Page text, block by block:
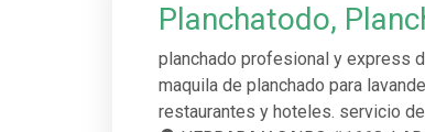
Planchatodo,
planchado profesional y express
maquila de planchado para
restaurantes y hoteles. servicio